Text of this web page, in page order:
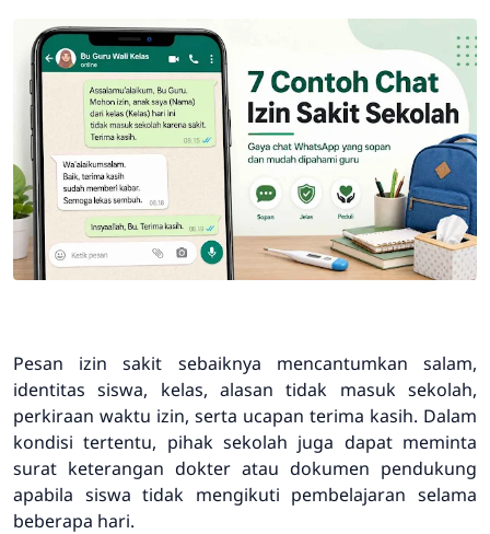
Pesan izin sakit sebaiknya mencantumkan salam,
identitas siswa, kelas, alasan tidak masuk sekolah,
perkiraan waktu izin, serta ucapan terima kasih. Dalam
kondisi tertentu, pihak sekolah juga dapat meminta
surat keterangan dokter atau dokumen pendukung
apabila siswa tidak mengikuti pembelajaran selama
beberapa hari.